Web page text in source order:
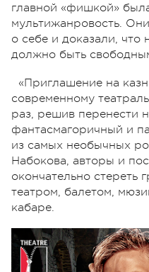
главной «фишкой»
мультижанровость.
о себе и доказали, что
должно быть
«Приглашение на
современному
раз, решив перенести
фантасмагоричный и
из самых необычных
Набокова, авторы и
окончательно стереть
театром, балетом,
кабаре.